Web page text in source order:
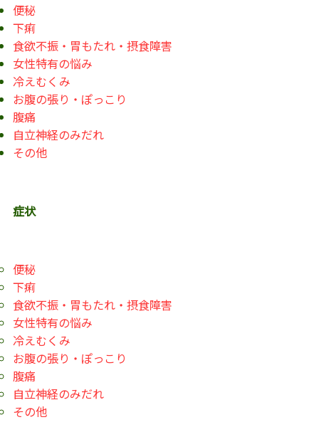
便秘
下痢
食欲不振・胃もたれ・摂食障害
女性特有の悩み
冷えむくみ
お腹の張り・ぽっこり
腹痛
自立神経のみだれ
その他
症状
便秘
下痢
食欲不振・胃もたれ・摂食障害
女性特有の悩み
冷えむくみ
お腹の張り・ぽっこり
腹痛
自立神経のみだれ
その他